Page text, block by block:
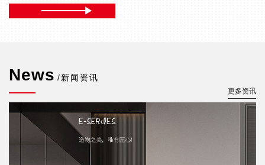
News /新闻资讯
更多资讯